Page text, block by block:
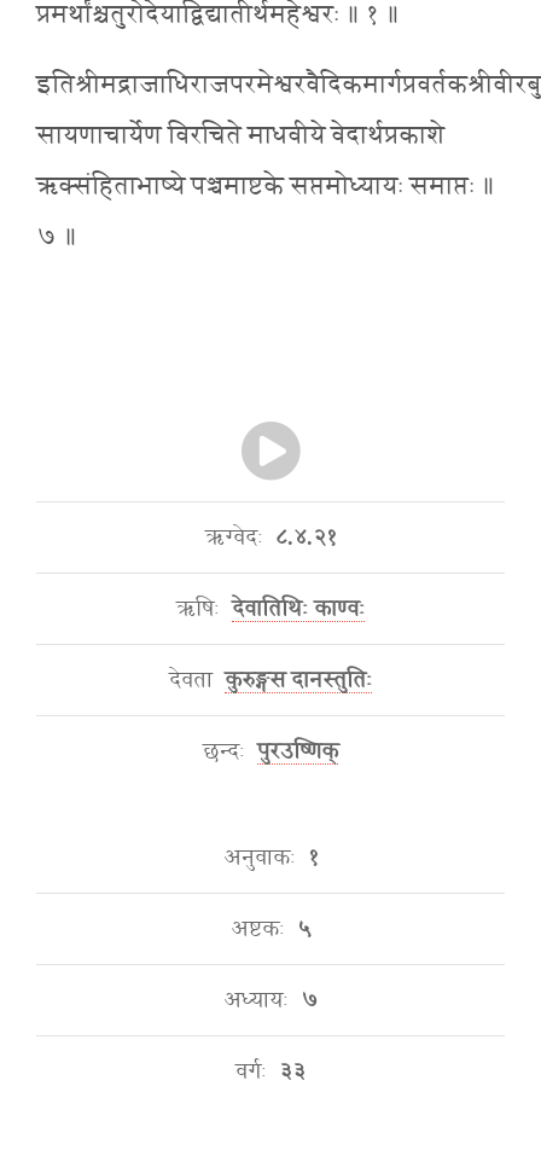
प्रमर्थांश्चतुरोदेयाद्विद्यातीर्थमहेश्वरः ॥ १ ॥
सायणाचार्येण विरचिते माधवीये वेदार्थप्रकाशे
ऋक्संहिताभाष्ये पञ्चमाष्टके सप्तमोध्यायः समाप्तः ॥
७ ॥
ऋग्वेदः ८.४.२१
ऋषिः देवातिथिः काण्वः
देवता कुरुङ्गस दानस्तुतिः
छन्दः पुरउष्णिक्
अनुवाकः १
अष्टकः ५
अध्यायः ७
वर्गः ३३